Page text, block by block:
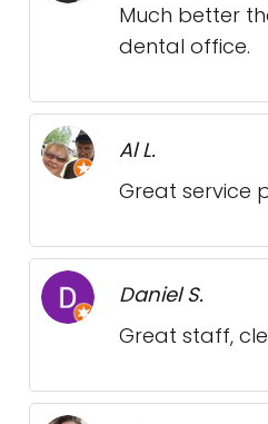
Much better
dental office.
Al L.
Great service
Daniel S.
Great staff,